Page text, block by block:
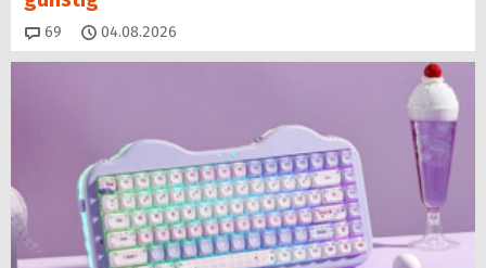
69 Kommentare
04.08.2026